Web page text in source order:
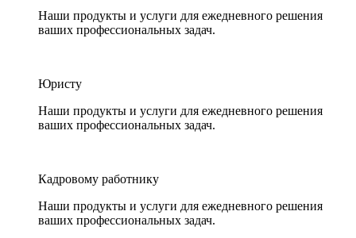
Наши продукты и услуги для ежедневного решения
ваших профессиональных задач.
Юристу
Наши продукты и услуги для ежедневного решения
ваших профессиональных задач.
Кадровому работнику
Наши продукты и услуги для ежедневного решения
ваших профессиональных задач.